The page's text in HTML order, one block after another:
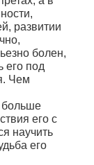
развитии
болен,
его под
Чем
больше
его с
научить
его